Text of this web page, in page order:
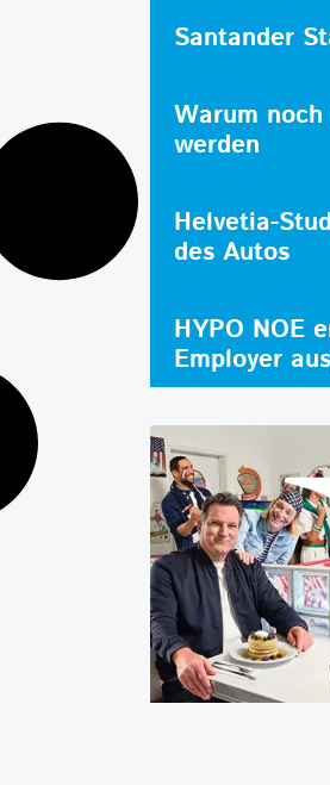
Santander
Warum
werden
Helvetia-
des Autos
HYPO NOE
Employer